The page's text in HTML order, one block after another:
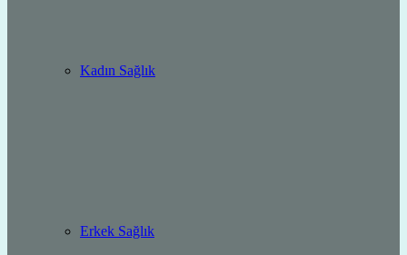
Kadın Sağlık
Erkek Sağlık